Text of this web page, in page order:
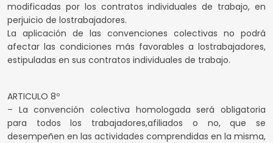
modificadas por los contratos individuales de trabajo, en
perjuicio de lostrabajadores.
La aplicación de las convenciones colectivas no podrá
afectar las condiciones más favorables a lostrabajadores,
estipuladas en sus contratos individuales de trabajo.
ARTICULO 8º
– La convención colectiva homologada será obligatoria
para todos los trabajadores,afiliados o no, que se
desempeñen en las actividades comprendidas en la misma,